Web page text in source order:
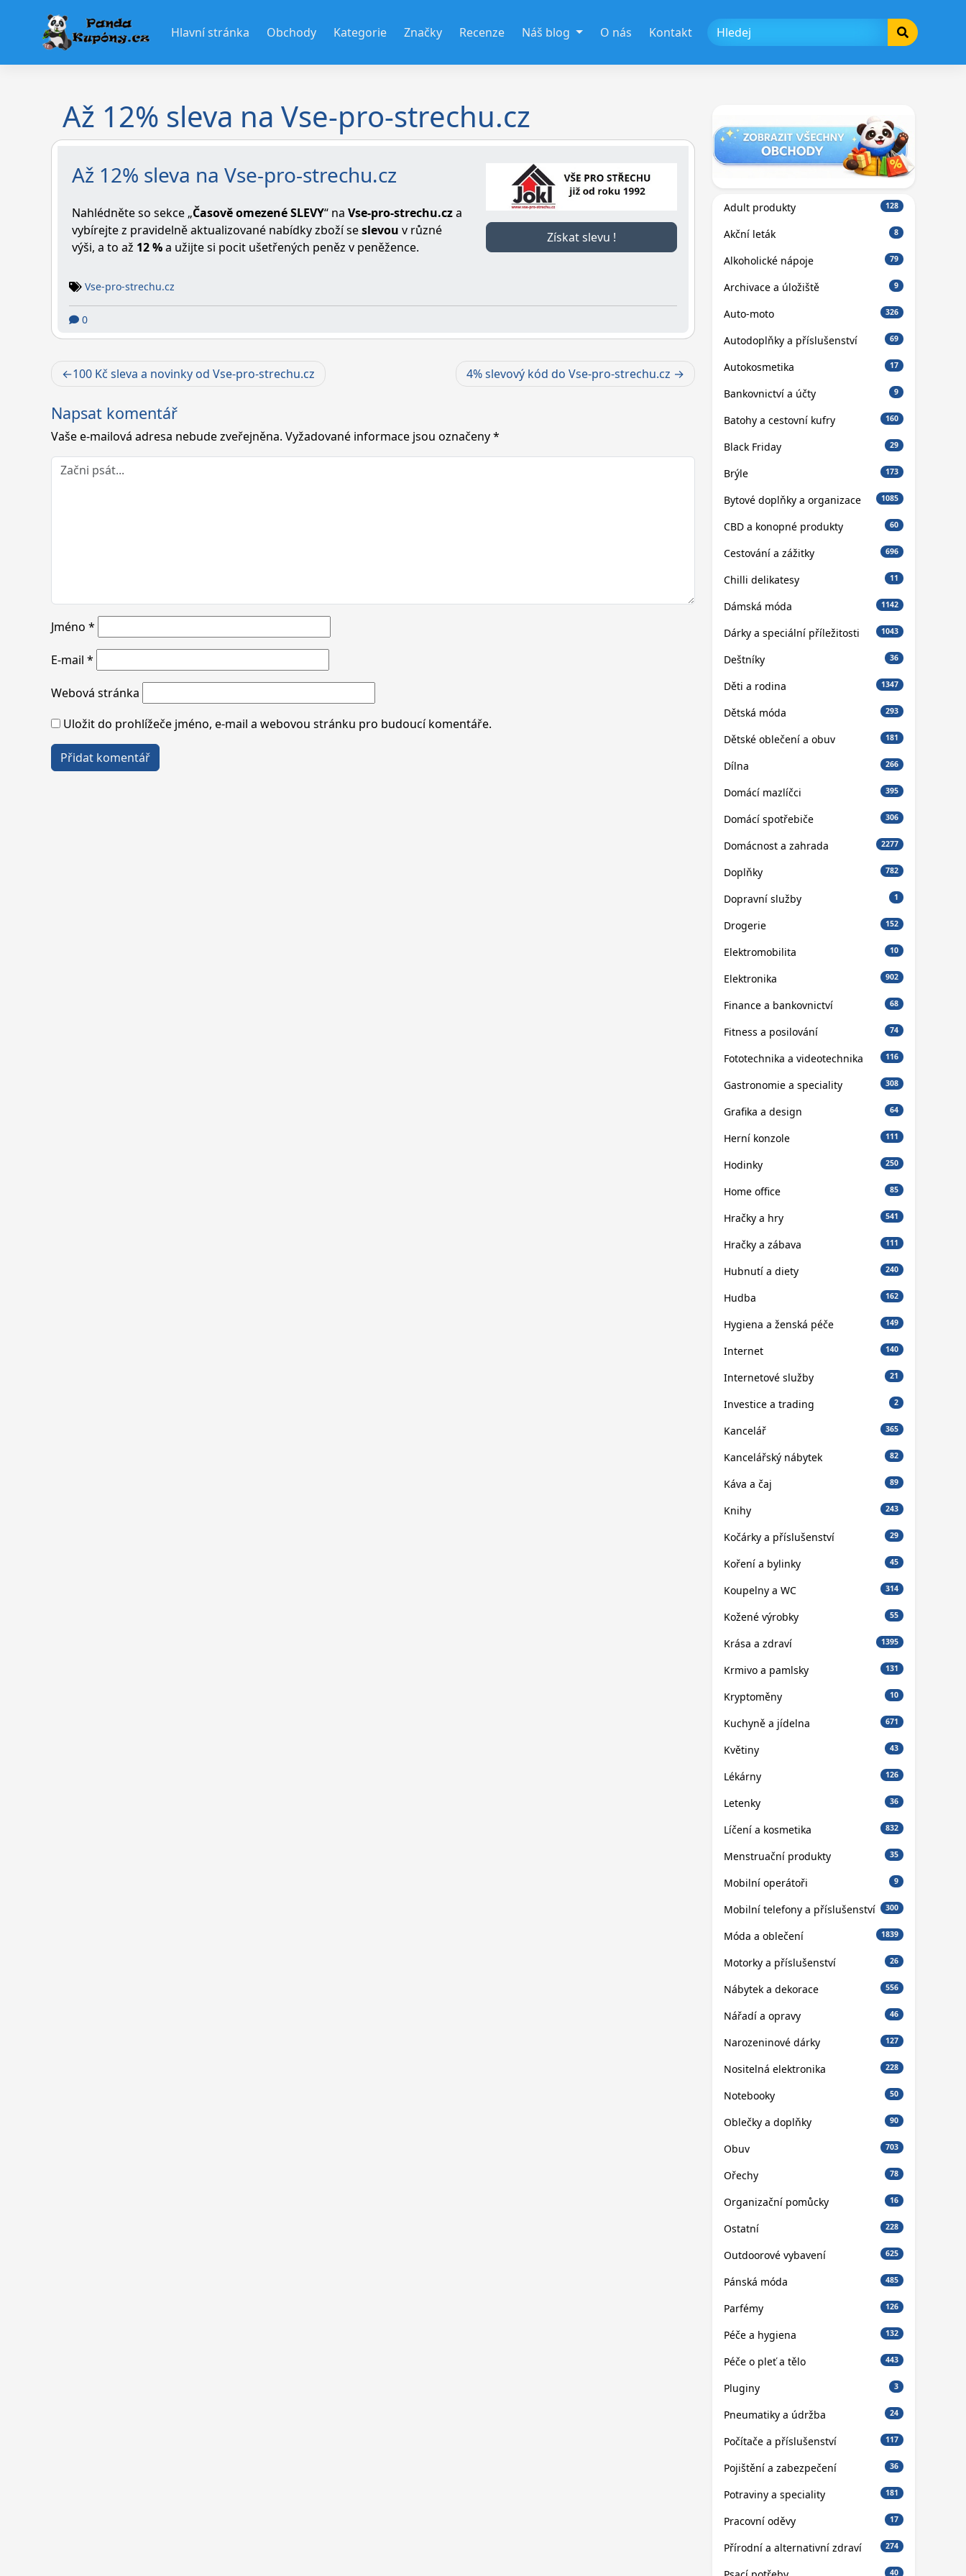
Hlavní stránka Obchody Kategorie Značky Recenze Náš blog O nás Kontakt
Až 12% sleva na Vse-pro-strechu.cz
Až 12% sleva na Vse-pro-strechu.cz
Nahlédněte so sekce „Časově omezené SLEVY“ na Vse-pro-strechu.cza
vybírejte z pravidelně aktualizované nabídky zboží seslevou v různé
výši, a to až 12 %a užijte si pocit ušetřených peněz v peněžence.
Získat slevu !
Vse-pro-strechu.cz
0
Navigace
pro
příspěvek
100 Kč sleva a novinky od Vse-pro-strechu.cz 4% slevový kód do Vse-pro-strechu.cz
Napsat komentář
Vaše e-mailová adresa nebude zveřejněna. Vyžadované informace jsou označeny*
Jméno *
E-mail *
Webová stránka
Uložit do prohlížeče jméno, e-mail a webovou stránku pro budoucí komentáře.
Adult produkty 128
Akční leták 8
Alkoholické nápoje 79
Archivace a úložiště 9
Auto-moto 326
Autodoplňky a příslušenství 69
Autokosmetika 17
Bankovnictví a účty 9
Batohy a cestovní kufry 160
Black Friday 29
Brýle 173
Bytové doplňky a organizace 1085
CBD a konopné produkty 60
Cestování a zážitky 696
Chilli delikatesy 11
Dámská móda 1142
Dárky a speciální příležitosti 1043
Deštníky 36
Děti a rodina 1347
Dětská móda 293
Dětské oblečení a obuv 181
Dílna 266
Domácí mazlíčci 395
Domácí spotřebiče 306
Domácnost a zahrada 2277
Doplňky 782
Dopravní služby 1
Drogerie 152
Elektromobilita 10
Elektronika 902
Finance a bankovnictví 68
Fitness a posilování 74
Fototechnika a videotechnika 116
Gastronomie a speciality 308
Grafika a design 64
Herní konzole 111
Hodinky 250
Home office 85
Hračky a hry 541
Hračky a zábava 111
Hubnutí a diety 240
Hudba 162
Hygiena a ženská péče 149
Internet 140
Internetové služby 21
Investice a trading 2
Kancelář 365
Kancelářský nábytek 82
Káva a čaj 89
Knihy 243
Kočárky a příslušenství 29
Koření a bylinky 45
Koupelny a WC 314
Kožené výrobky 55
Krása a zdraví 1395
Krmivo a pamlsky 131
Kryptoměny 10
Kuchyně a jídelna 671
Květiny 43
Lékárny 126
Letenky 36
Líčení a kosmetika 832
Menstruační produkty 35
Mobilní operátoři 9
Mobilní telefony a příslušenství 300
Móda a oblečení 1839
Motorky a příslušenství 26
Nábytek a dekorace 556
Nářadí a opravy 46
Narozeninové dárky 127
Nositelná elektronika 228
Notebooky 50
Oblečky a doplňky 90
Obuv 703
Ořechy 78
Organizační pomůcky 16
Ostatní 228
Outdoorové vybavení 625
Pánská móda 485
Parfémy 126
Péče a hygiena 132
Péče o pleť a tělo 443
Pluginy 3
Pneumatiky a údržba 24
Počítače a příslušenství 117
Pojištění a zabezpečení 36
Potraviny a speciality 181
Pracovní oděvy 17
Přírodní a alternativní zdraví 274
40